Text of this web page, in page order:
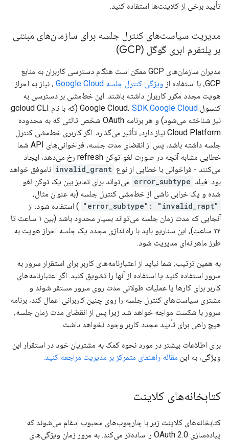
تأیید برخی از کلاینت‌ها استفاده کنید.
مدیریت سیاست‌های کنترل جلسه برای سازمان‌های مبتنی
بر پلتفرم ابری گوگل (GCP)
مدیران سازمان‌های GCP ممکن است هنگام دسترسی کاربران به منابع
GCP، با استفاده از
ویژگی کنترل جلسه Google Cloud
، نیاز به احراز
هویت مجدد مکرر کاربران داشته باشند. این خط‌مشی بر دسترسی به
کنسول Google Cloud، SDK Google Cloud
(که با نام gcloud CLI
نیز شناخته می‌شود) و هر برنامه OAuth شخص ثالثی که به محدوده
Cloud Platform نیاز دارد، تأثیر می‌گذارد. اگر کاربری خط‌مشی کنترل
جلسه داشته باشد، پس از انقضای مدت جلسه، فراخوانی‌های API شما
خطایی مشابه آنچه در صورت لغو توکن refresh رخ می‌دهد، ایجاد
می‌کنند - فراخوانی با خطایی از نوع invalid_grant ناموفق خواهد
بود. فیلد error_subtype می‌تواند برای تمایز بین یک توکن لغو
شده و یک خرابی ناشی از خط‌مشی کنترل جلسه (به عنوان مثال،
"error_subtype": "invalid_rapt"
) استفاده شود. از
آنجایی که مدت زمان جلسه می‌تواند بسیار محدود باشد (بین ۱ ساعت تا
۲۴ ساعت)، این سناریو باید با راه‌اندازی مجدد یک جلسه احراز هویت به
طرز ماهرانه‌ای مدیریت شود.
به همین ترتیب، شما نباید از اعتبارنامه‌های کاربر برای استقرار سرور به
سرور استفاده کنید یا استفاده از آنها را تشویق کنید. اگر اعتبارنامه‌های
کاربر برای کارها یا عملیات طولانی مدت روی سرور مستقر شوند و
مشتری سیاست‌های کنترل جلسه را روی چنین کاربرانی اعمال کند، برنامه
سرور با شکست مواجه خواهد شد زیرا پس از انقضای مدت زمان جلسه،
هیچ راهی برای تأیید مجدد کاربر وجود نخواهد داشت.
برای اطلاعات بیشتر در مورد نحوه کمک به مشتریان خود در استقرار این
ویژگی، به این مقاله راهنمای متمرکز بر مدیریت مراجعه کنید.
کتابخانه‌های کلاینت
کتابخانه‌های کلاینت زیر با چارچوب‌های محبوب ادغام می‌شوند که
پیاده‌سازی OAuth 2.0 را ساده‌تر می‌کند. به مرور زمان ویژگی‌های